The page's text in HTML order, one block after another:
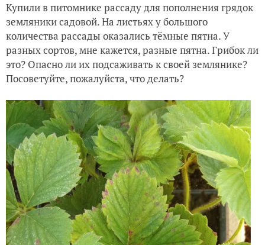
Купили в питомнике рассаду для пополнения грядок
земляники садовой. На листьях у большого
количества рассады оказались тёмные пятна. У
разных сортов, мне кажется, разные пятна. Грибок ли
это? Опасно ли их подсаживать к своей землянике?
Посоветуйте, пожалуйста, что делать?